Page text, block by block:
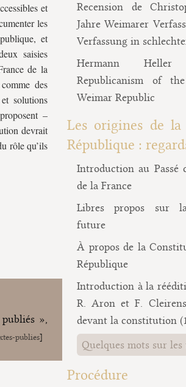
et
les
et
saisies
de la
des
solutions
–
devrait
rôle qu’ils
»,
publies]
Recension de
Jahre Weimarer
Verfassung in
Hermann
Republicanism of
Weimar Republic
Les origines de la
République :
Introduction au Passé
de la France
Libres propos sur
future
À propos de la
République
Introduction à la
R. Aron et F.
devant la constitution
Quelques mots sur
Procédure